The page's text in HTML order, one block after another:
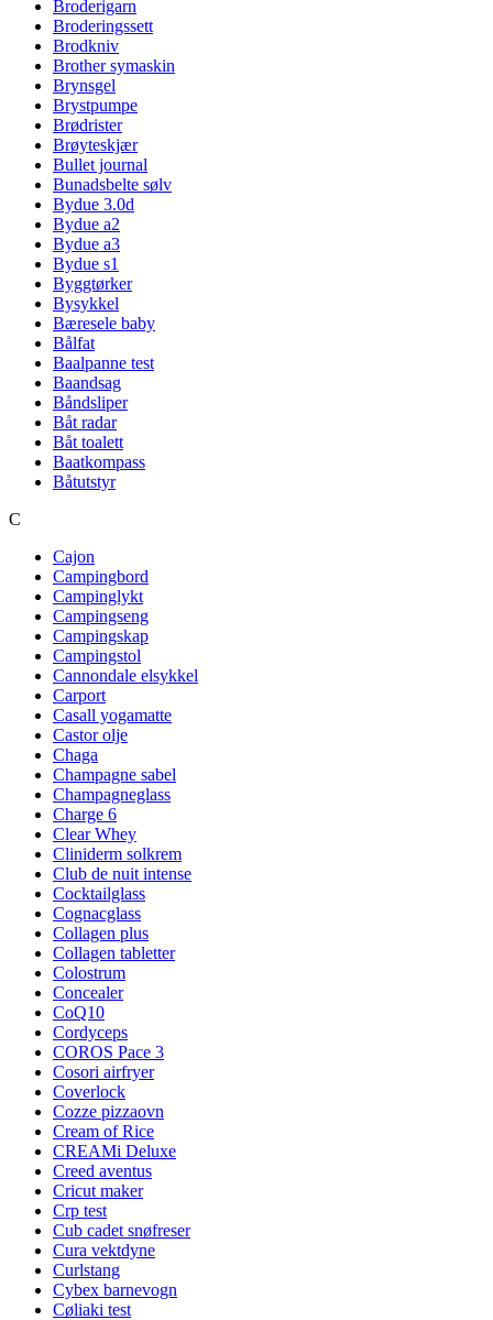
Broderigarn
Broderingssett
Brodkniv
Brother symaskin
Brynsgel
Brystpumpe
Brødrister
Brøyteskjær
Bullet journal
Bunadsbelte sølv
Bydue 3.0d
Bydue a2
Bydue a3
Bydue s1
Byggtørker
Bysykkel
Bæresele baby
Bålfat
Baalpanne test
Baandsag
Båndsliper
Båt radar
Båt toalett
Baatkompass
Båtutstyr
C
Cajon
Campingbord
Campinglykt
Campingseng
Campingskap
Campingstol
Cannondale elsykkel
Carport
Casall yogamatte
Castor olje
Chaga
Champagne sabel
Champagneglass
Charge 6
Clear Whey
Cliniderm solkrem
Club de nuit intense
Cocktailglass
Cognacglass
Collagen plus
Collagen tabletter
Colostrum
Concealer
CoQ10
Cordyceps
COROS Pace 3
Cosori airfryer
Coverlock
Cozze pizzaovn
Cream of Rice
CREAMi Deluxe
Creed aventus
Cricut maker
Crp test
Cub cadet snøfreser
Cura vektdyne
Curlstang
Cybex barnevogn
Cøliaki test